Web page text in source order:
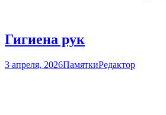
Гигиена рук
3 апреля, 2026ПамяткиРедактор